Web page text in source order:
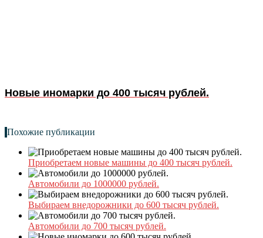
Новые иномарки до 400 тысяч рублей.
Похожие публикации
Приобретаем новые машины до 400 тысяч рублей.
Автомобили до 1000000 рублей.
Выбираем внедорожники до 600 тысяч рублей.
Автомобили до 700 тысяч рублей.